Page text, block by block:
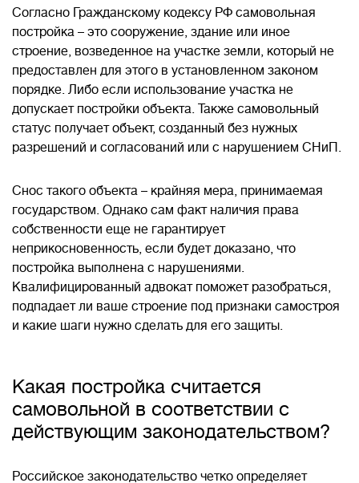
Согласно Гражданскому кодексу РФ самовольная
постройка – это сооружение, здание или иное
строение, возведенное на участке земли, который не
предоставлен для этого в установленном законом
порядке. Либо если использование участка не
допускает постройки объекта. Также самовольный
статус получает объект, созданный без нужных
разрешений и согласований или с нарушением СНиП.
Снос такого объекта – крайняя мера, принимаемая
государством. Однако сам факт наличия права
собственности еще не гарантирует
неприкосновенность, если будет доказано, что
постройка выполнена с нарушениями.
Квалифицированный адвокат поможет разобраться,
подпадает ли ваше строение под признаки самостроя
и какие шаги нужно сделать для его защиты.
Какая постройка считается
самовольной в соответствии с
действующим законодательством?
Российское законодательство четко определяет